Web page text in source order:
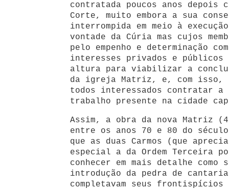
contratada poucos anos depois
Corte, muito embora a sua
interrompida em meio à
vontade da Cúria mas cujos
pelo empenho e determinação
interesses privados e públicos
altura para viabilizar a
da igreja Matriz, e, com isso,
todos interessados contratar a
trabalho presente na cidade
Assim, a obra da nova Matriz
entre os anos 70 e 80 do século
que as duas Carmos (que
especial a da Ordem Terceira
conhecer em mais detalhe como
introdução da pedra de
completavam seus frontispícios